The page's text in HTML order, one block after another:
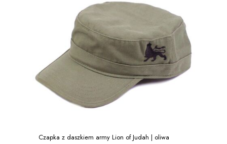
Czapka z daszkiem army Lion of Judah | oliwa